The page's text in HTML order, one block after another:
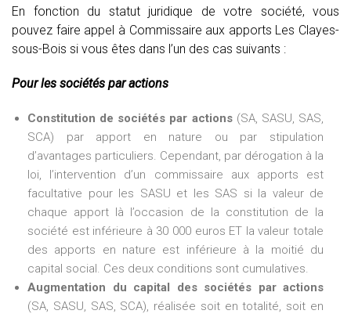
En fonction du statut juridique de votre société, vous
pouvez faire appel à Commissaire aux apports Les Clayes-
sous-Bois si vous êtes dans l’un des cas suivants :
Pour les sociétés par actions
Constitution de sociétés par actions(SA, SASU, SAS,
SCA) par apport en nature ou par stipulation
d’avantages particuliers. Cependant, par dérogation à la
loi, l’intervention d’un commissaire aux apports est
facultative pour les SASU et les SAS si la valeur de
chaque apport là l’occasion de la constitution de la
société est inférieure à 30 000 euros ET la valeur totale
des apports en nature est inférieure à la moitié du
capital social. Ces deux conditions sont cumulatives.
Augmentation du capital des sociétés par actions
(SA, SASU, SAS, SCA), réalisée soit en totalité, soit en